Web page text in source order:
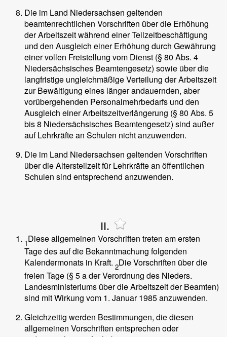
Die im Land Niedersachsen geltenden
beamtenrechtlichen Vorschriften über die Erhöhung
der Arbeitszeit während einer Teilzeitbeschäftigung
und den Ausgleich einer Erhöhung durch Gewährung
einer vollen Freistellung vom Dienst (§ 80 Abs. 4
Niedersächsisches Beamtengesetz) sowie über die
langfristige ungleichmäßige Verteilung der Arbeitszeit
zur Bewältigung eines länger andauernden, aber
vorübergehenden Personalmehrbedarfs und den
Ausgleich einer Arbeitszeitverlängerung (§ 80 Abs. 5
bis 8 Niedersächsisches Beamtengesetz) sind außer
auf Lehrkräfte an Schulen nicht anzuwenden.
Die im Land Niedersachsen geltenden Vorschriften
über die Altersteilzeit für Lehrkräfte an öffentlichen
Schulen sind entsprechend anzuwenden.
II.
1Diese allgemeinen Vorschriften treten am ersten
Tage des auf die Bekanntmachung folgenden
Kalendermonats in Kraft. 2Die Vorschriften über die
freien Tage (§ 5 a der Verordnung des Nieders.
Landesministeriums über die Arbeitszeit der Beamten)
sind mit Wirkung vom 1. Januar 1985 anzuwenden.
Gleichzeitig werden Bestimmungen, die diesen
allgemeinen Vorschriften entsprechen oder